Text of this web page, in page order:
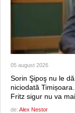
05 august 2026
Sorin Şipoş nu le
niciodată
Fritz sigur nu va
de: Alex Nestor